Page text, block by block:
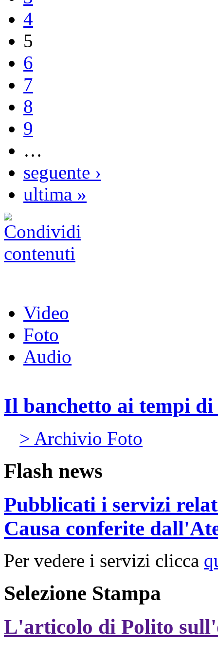
4
5
6
7
8
9
…
seguente ›
ultima »
Video
Foto
Audio
Il banchetto ai tempi di
> Archivio Foto
Flash news
Pubblicati i servizi
Causa conferite
Per vedere i servizi clicca
Selezione Stampa
L'articolo di Polito